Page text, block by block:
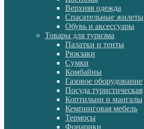
Верхняя одежда
Спасательные жилеты
Обувь и аксессуары
Товары для туризма
Палатки и тенты
Рюкзаки
Сумки
Комбайны
Газовое оборудование
Посуда туристическая
Коптильни и мангалы
Кемпинговая мебель
Термосы
Фонарики